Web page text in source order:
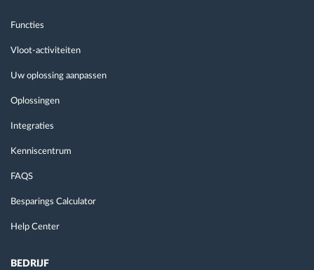
Functies
Vloot-activiteiten
Uw oplossing aanpassen
Oplossingen
Integraties
Kenniscentrum
FAQS
Besparings Calculator
Help Center
BEDRIJF